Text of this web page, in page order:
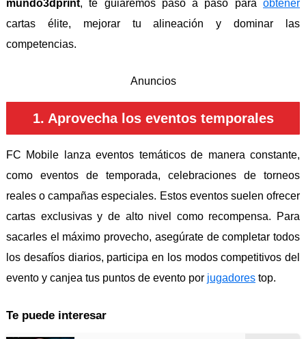
mundo3dprint, te guiaremos paso a paso para obtener
cartas élite, mejorar tu alineación y dominar las
competencias.
Anuncios
1. Aprovecha los eventos temporales
FC Mobile lanza eventos temáticos de manera constante,
como eventos de temporada, celebraciones de torneos
reales o campañas especiales. Estos eventos suelen ofrecer
cartas exclusivas y de alto nivel como recompensa. Para
sacarles el máximo provecho, asegúrate de completar todos
los desafíos diarios, participa en los modos competitivos del
evento y canjea tus puntos de evento por jugadores top.
Te puede interesar